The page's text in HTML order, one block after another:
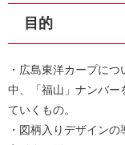
目的
・広島東洋カープに
中、「福山」ナンバー
ていくもの。
・図柄入りデザイン